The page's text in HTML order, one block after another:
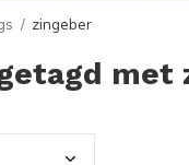
zingeber
met